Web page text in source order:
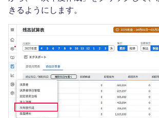
きるようにします。